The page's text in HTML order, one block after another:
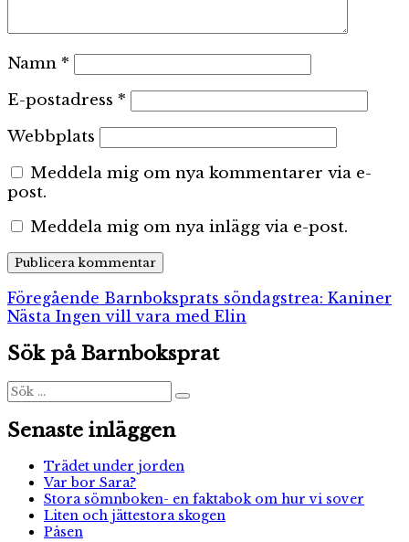
Namn *
E-postadress *
Webbplats
Meddela mig om nya kommentarer via e-
post.
Meddela mig om nya inlägg via e-post.
Inläggsnavigering
Föregående Föregående
inlägg:
Barnboksprats söndagstrea: Kaniner
Nästa Nästa
Ingen vill vara med Elin
Sök på Barnboksprat
Sök
efter:
Sök
Senaste inläggen
Trädet under jorden
Var bor Sara?
Stora sömnboken- en faktabok om hur vi sover
Liten och jättestora skogen
Påsen